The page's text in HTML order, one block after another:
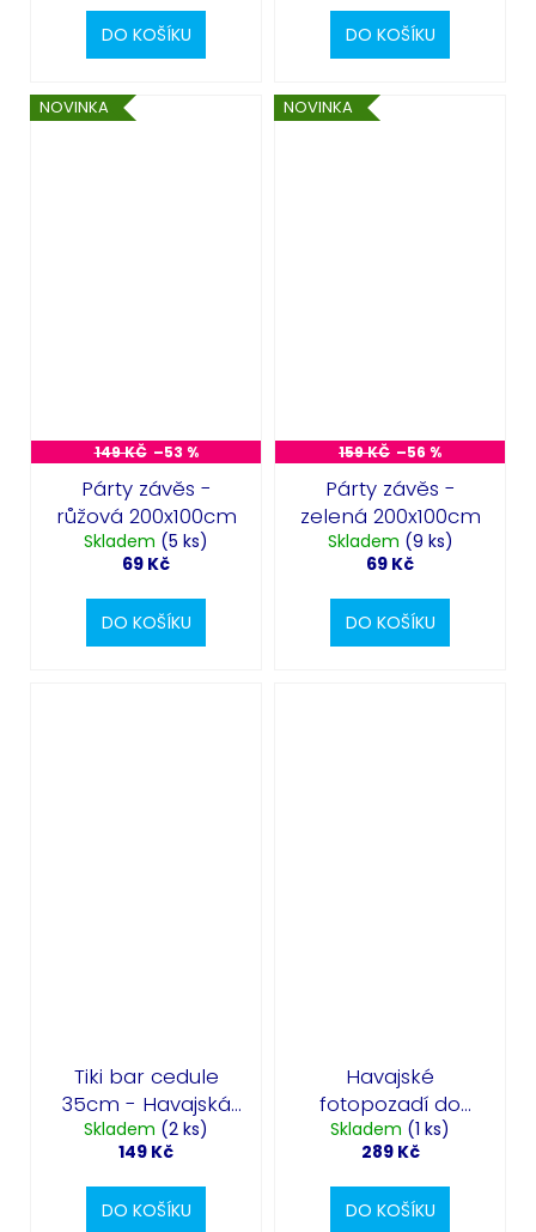
DO KOŠÍKU DO KOŠÍKU
NOVINKA
149 KČ –53 %
Párty závěs -
růžová 200x100cm
Skladem (5 ks)
69 Kč
DO KOŠÍKU
NOVINKA
159 KČ –56 %
Párty závěs -
zelená 200x100cm
Skladem (9 ks)
69 Kč
DO KOŠÍKU
Tiki bar cedule
35cm - Havajská
párty
Skladem (2 ks)
149 Kč
DO KOŠÍKU
Havajské
fotopozadí do
fotokoutku
220x150cm - Aloha
Skladem (1 ks)
289 Kč
DO KOŠÍKU